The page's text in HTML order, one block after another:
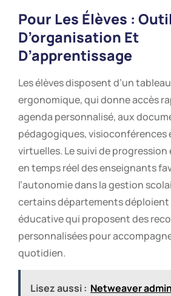
Pour Les Élèves :
D’organisation Et
D’apprentissage
Les élèves disposent d’un
ergonomique, qui donne accès
agenda personnalisé, aux
pédagogiques, visioconférences
virtuelles. Le suivi de progression
en temps réel des enseignants
l’autonomie dans la gestion
certains départements déploient
éducative qui proposent des
personnalisées pour
quotidien.
Lisez aussi : Netweaver